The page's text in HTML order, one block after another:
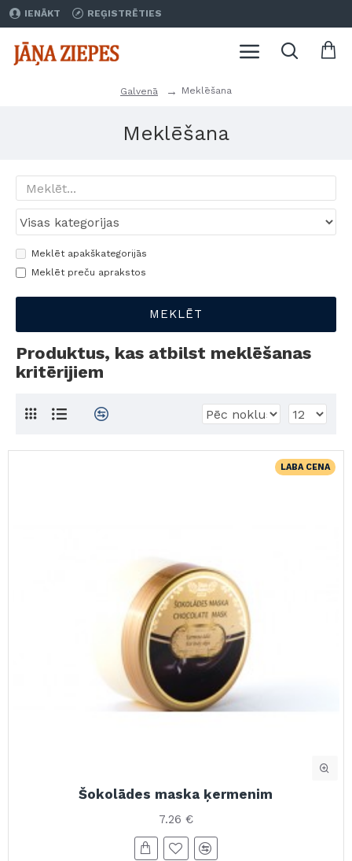
IENĀKT REĢISTRĒTIES
Galvenā Meklēšana
Meklēšana
Meklēt apakškategorijās
Meklēt preču aprakstos
MEKLĒT
Produktus, kas atbilst meklēšanas
kritērijiem
LABA CENA
Šokolādes maska ķermenim
7.26 €